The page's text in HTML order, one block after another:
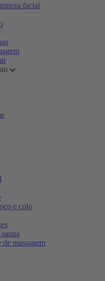
facial
e colo
de massagem